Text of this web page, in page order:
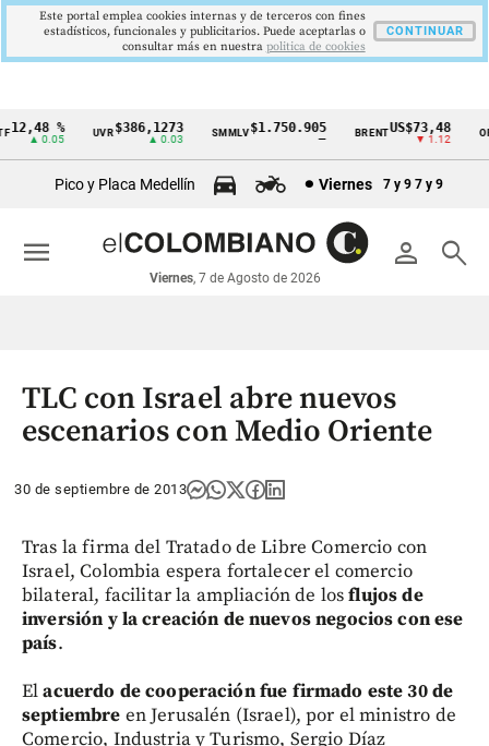
Cintillo
económicos
Colombia
%
▲ 0.05
UVR$386,1273
▲ 0.03
SMMLV$1.750.905 BRENTUS$73,48
▼ 1.12
ORO
Pico y Placa Medellín Viernes 7 y 9 7 y 9
person search
Viernes, 7 de Agosto de 2026
menu
TLC con Israel abre nuevos
escenarios con Medio Oriente
30 de septiembre de 2013
Tras la firma del Tratado de Libre Comercio con
Israel, Colombia espera fortalecer el comercio
bilateral, facilitar la ampliación de losflujos de
inversión y la creación de nuevos negocios con ese
país.
Elacuerdo de cooperación fue firmado este 30 de
septiembre en Jerusalén (Israel), por el ministro de
Comercio, Industria y Turismo, Sergio Díaz
Este portal emplea cookies internas y de terceros con fines
estadísticos, funcionales y publicitarios. Puede aceptarlas o
consultar más en nuestra politica de cookies
CONTINUAR